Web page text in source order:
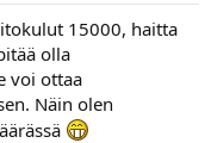
15000, haitta
olla
voi ottaa
Näin olen